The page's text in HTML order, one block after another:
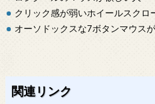
クリック感が弱いホイールスクロ
オーソドックスな7ボタンマウス
関連リンク